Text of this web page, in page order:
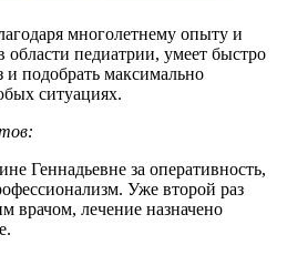
многолетнему опыту и
педиатрии, умеет быстро
и подобрать максимально
ситуациях.
Геннадьевне за оперативность,
Уже второй раз
врачом, лечение назначено